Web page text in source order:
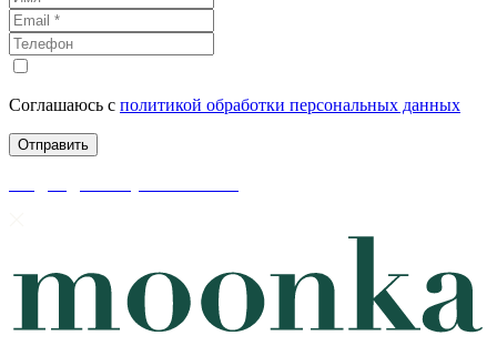
Соглашаюсь с политикой обработки персональных данных